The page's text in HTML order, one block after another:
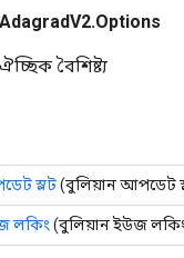
বৈশিষ্ট্য
স্লট(বুলিয়ান আপডেট
লকিং (বুলিয়ান ইউজ